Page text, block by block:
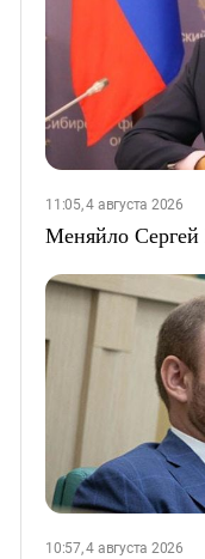
11:05, 4 августа 2026
Меняйло
10:57, 4 августа 2026